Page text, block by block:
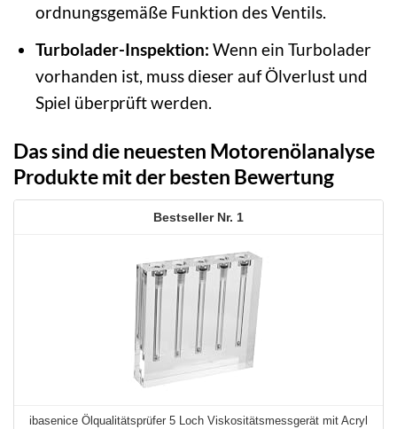
ordnungsgemäße Funktion des Ventils.
Turbolader-Inspektion: Wenn ein Turbolader
vorhanden ist, muss dieser auf Ölverlust und
Spiel überprüft werden.
Das sind die neuesten Motorenölanalyse
Produkte mit der besten Bewertung
1
ibasenice Ölqualitätsprüfer 5 Loch Viskositätsmessgerät mit Acryl